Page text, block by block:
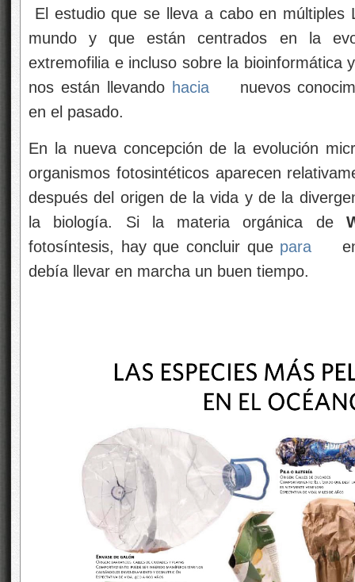
El estudio que se lleva a cabo en múltiples
mundo y que están centrados en la
extremofilia e incluso sobre la bioinformática
nos están llevando hacia
nuevos
en el pasado.
En la nueva concepción de la evolución
organismos fotosintéticos aparecen
después del origen de la vida y de la
la biología. Si la materia orgánica de
fotosíntesis, hay que concluir que para
debía llevar en marcha un buen tiempo.